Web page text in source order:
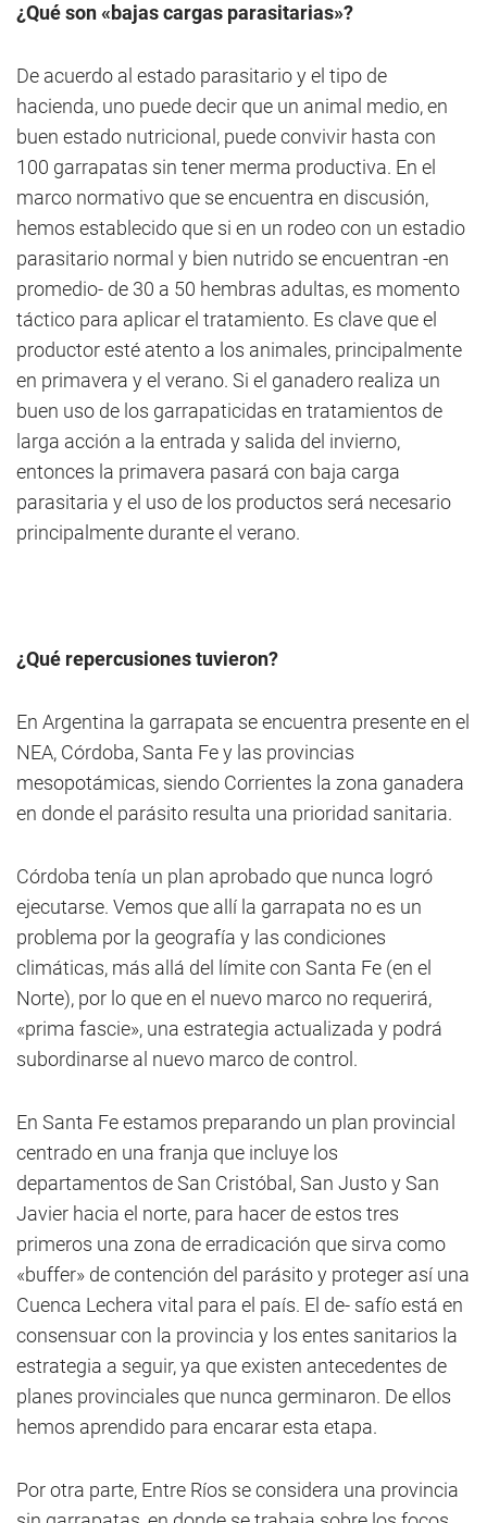
¿Qué son «bajas cargas parasitarias»?
De acuerdo al estado parasitario y el tipo de
hacienda, uno puede decir que un animal medio, en
buen estado nutricional, puede convivir hasta con
100 garrapatas sin tener merma productiva. En el
marco normativo que se encuentra en discusión,
hemos establecido que si en un rodeo con un estadio
parasitario normal y bien nutrido se encuentran -en
promedio- de 30 a 50 hembras adultas, es momento
táctico para aplicar el tratamiento. Es clave que el
productor esté atento a los animales, principalmente
en primavera y el verano. Si el ganadero realiza un
buen uso de los garrapaticidas en tratamientos de
larga acción a la entrada y salida del invierno,
entonces la primavera pasará con baja carga
parasitaria y el uso de los productos será necesario
principalmente durante el verano.
¿Qué repercusiones tuvieron?
En Argentina la garrapata se encuentra presente en el
NEA, Córdoba, Santa Fe y las provincias
mesopotámicas, siendo Corrientes la zona ganadera
en donde el parásito resulta una prioridad sanitaria.
Córdoba tenía un plan aprobado que nunca logró
ejecutarse. Vemos que allí la garrapata no es un
problema por la geografía y las condiciones
climáticas, más allá del límite con Santa Fe (en el
Norte), por lo que en el nuevo marco no requerirá,
«prima fascie», una estrategia actualizada y podrá
subordinarse al nuevo marco de control.
En Santa Fe estamos preparando un plan provincial
centrado en una franja que incluye los
departamentos de San Cristóbal, San Justo y San
Javier hacia el norte, para hacer de estos tres
primeros una zona de erradicación que sirva como
«buffer» de contención del parásito y proteger así una
Cuenca Lechera vital para el país. El de- safío está en
consensuar con la provincia y los entes sanitarios la
estrategia a seguir, ya que existen antecedentes de
planes provinciales que nunca germinaron. De ellos
hemos aprendido para encarar esta etapa.
Por otra parte, Entre Ríos se considera una provincia